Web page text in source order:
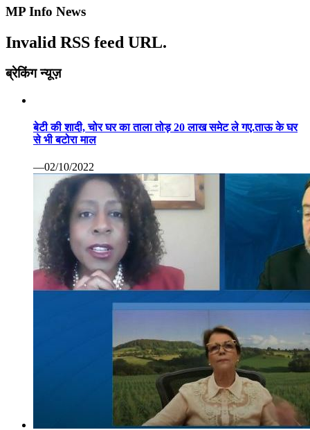
MP Info News
Invalid RSS feed URL.
ब्रेकिंग न्यूज़
बेटी की शादी, चोर घर का ताला तोड़ 20 लाख समेट ले गए.ताऊ के घर
से भी बटोरा माल
—02/10/2022